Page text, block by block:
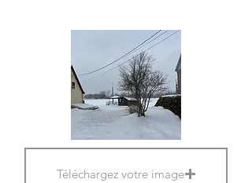
Téléchargez votre image